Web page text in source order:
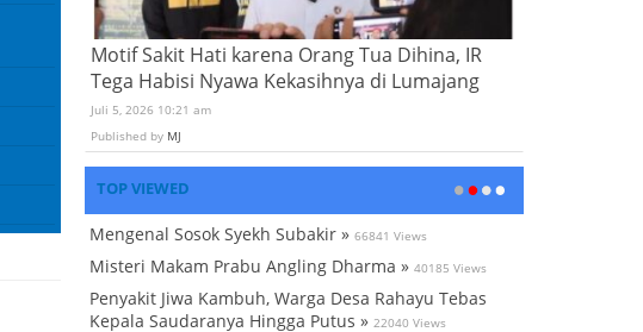
Motif Sakit Hati karena Orang Tua Dihina, IR
Tega Habisi Nyawa Kekasihnya di Lumajang
Juli 5, 2026 10:21 am
Published by MJ
TOP VIEWED
Mengenal Sosok Syekh Subakir » 66841 Views
Misteri Makam Prabu Angling Dharma » 40185 Views
Penyakit Jiwa Kambuh, Warga Desa Rahayu Tebas
Kepala Saudaranya Hingga Putus » 22040 Views